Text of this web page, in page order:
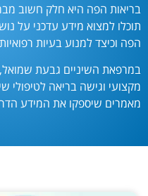
בריאות הפה היא חלק חשוב
תוכלו למצוא מידע עדכני על
הפה וכיצד למנוע בעיות
במרפאת השיניים גבעת
מקצועי וגישה בריאה לטיפולי
מאמרים שיספקו את המידע